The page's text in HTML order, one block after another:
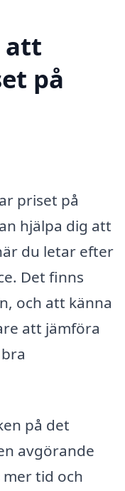
att
på
priset på
hjälpa dig att
du letar efter
Det finns
och att känna
att jämföra
på det
avgörande
tid och